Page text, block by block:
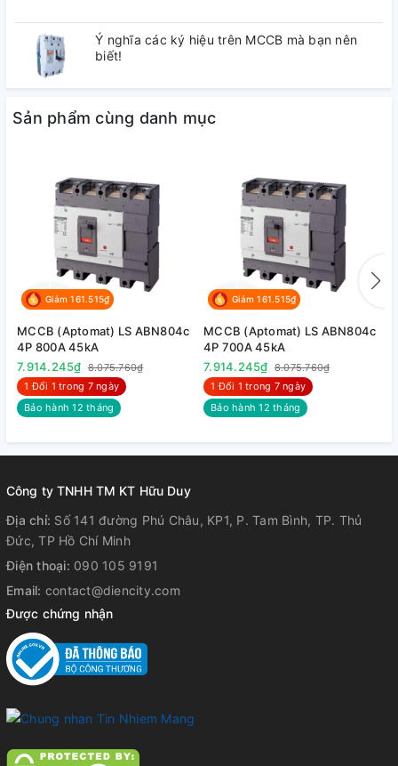
4.Kích thước MCCB LS ABN203c
+Tải bảng giá
Ý nghĩa các ký hiệu trên MCCB mà bạn nên
biết!
Sản phẩm cùng danh mục
Giảm 161.515₫
MCCB (Aptomat) LS ABN804c
4P 800A 45kA
7.914.245₫ 8.075.760₫
1 Đổi 1 trong 7 ngày
Bảo hành 12 tháng
Giảm 161.515₫
MCCB (Aptomat) LS ABN804c
4P 700A 45kA
7.914.245₫ 8.075.760₫
1 Đổi 1 trong 7 ngày
Bảo hành 12 tháng
Công ty TNHH TM KT Hữu Duy
Địa chỉ: Số 141 đường Phú Châu, KP1, P. Tam Bình, TP. Thủ
Đức, TP Hồ Chí Minh
Điện thoại: 090 105 9191
Email: contact@diencity.com
Được chứng nhận